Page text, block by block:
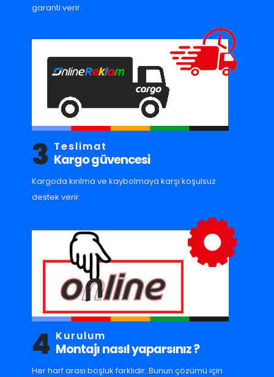
garanti verir.
3 Teslimat
Kargo güvencesi
Kargoda kırılma ve kaybolmaya karşı koşulsuz
destek verir.
4 Kurulum
Montajı nasıl yaparsınız ?
Her harf arası boşluk farklıdır. Bunun çözümü için